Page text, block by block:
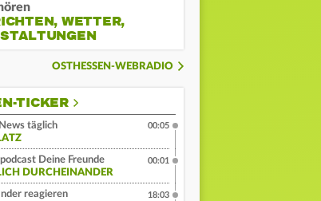
WETTER,
OSTHESSEN-WEBRADIO
TICKER
täglich
00:05
Deine Freunde
DURCHEINANDER
00:01
reagieren
18:03